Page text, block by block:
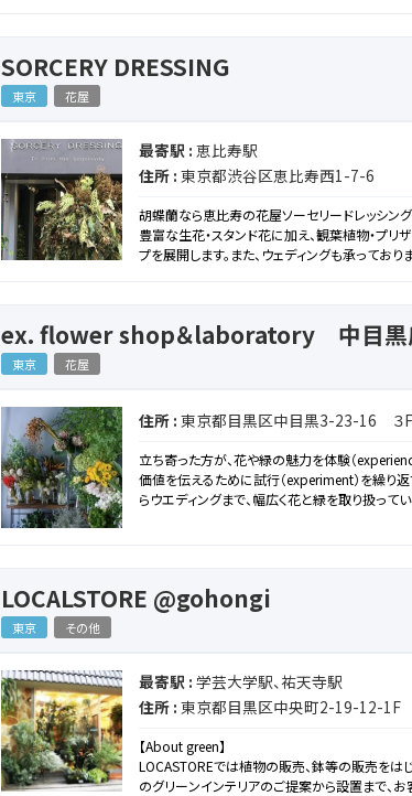
SORCERY DRESSING
東京 花屋
最寄駅 : 恵比寿駅
住所 : 東京都渋谷区恵比寿西1-7-6
胡蝶蘭なら恵比寿の花屋ソーセリードレッシング
豊富な生花・スタンド花に加え、観葉植物・プリ
プを展開します。また、ウェディングも承っておりま
ex. flower shop＆laboratory 中目黒
東京 花屋
住所 : 東京都目黒区中目黒3-23-16 ３F
立ち寄った方が、花や緑の魅力を体験（
価値を伝えるために試行（experiment）を繰り
らウエディングまで、幅広く花と緑を取り扱ってい
LOCALSTORE @gohongi
東京 その他
最寄駅 : 学芸大学駅、祐天寺駅
住所 : 東京都目黒区中央町2-19-12-1F
【About green】
LOCASTOREでは植物の販売、鉢等の販売をは
のグリーンインテリアのご提案から設置まで、